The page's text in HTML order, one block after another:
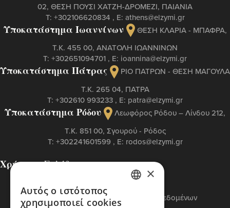
02, ΘΕΣΗ ΠΟΥΣΙ ΧΑΤΖΗ-ΔΡΟΜΕΖΙ, ΠΑΙΑΝΙΑ
Τ: +302106620834 , Ε: athens@elzymi.gr
Υποκατάστημα Ιωαννίνων
ΘΕΣΗ ΚΛΑΡΙΑ - ΜΠΑΦΡΑ,
Τ.Κ. 455 00, ΑΝΑΤΟΛΗ ΙΩΑΝΝΙΝΩΝ
Τ: +302651094701 , Ε: ioannina@elzymi.gr
Υποκατάστημα Πάτρας
ΡΙΟ ΠΑΤΡΩΝ - ΘΕΣΗ ΜΑΓΟΥΛΑ
Τ.Κ. 265 04, ΠΑΤΡΑ
Τ: +302610 993233 , Ε: patra@elzymi.gr
Υποκατάστημα Ρόδου
Λεωφόρος Ρόδου – Λίνδου 212,
T.K. 851 00, Σγουρού - Ρόδος
Τ: +302241601599 , Ε: rodos@elzymi.gr
Χρήσιμες Σελίδες
Επικοινωνία
Πολιτική Cookies
Πολιτική Προστασίας Προσωπικών Δεδομένων
×
Αυτός ο ιστότοπος
χρησιμοποιεί cookies